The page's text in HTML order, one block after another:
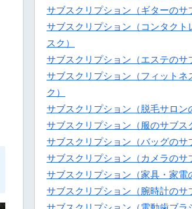
サブスクリプション（ギターのサ
サブスクリプション（コンタクト
スク）
サブスクリプション（エステのサ
サブスクリプション（フィットネ
ク）
サブスクリプション（脱毛サロン
サブスクリプション（服のサブス
サブスクリプション（バッグのサ
サブスクリプション（カメラのサ
サブスクリプション（家具・家電
サブスクリプション（腕時計のサ